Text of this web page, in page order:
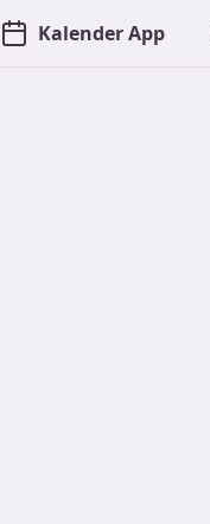
Kalender App